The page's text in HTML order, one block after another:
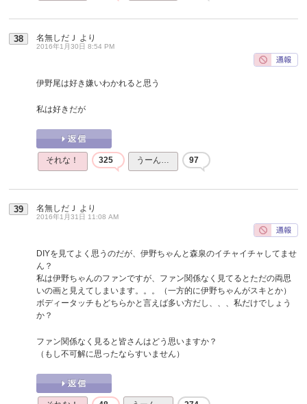
38 名無しだＪ より
2016年1月30日 8:54 PM
伊野尾は好き嫌いわかれると思う
私は好きだが
それな！ 325 うーん… 97
39 名無しだＪ より
2016年1月31日 11:08 AM
DIYを見てよく思うのだが、伊野ちゃんと森泉のイチャイチャしてませ
ん？
私は伊野ちゃんのファンですが、ファン関係なく見てるとただの両思
いの画と見えてしまいます。。。（一方的に伊野ちゃんがスキとか）
ボディータッチもどちらかと言えば多い方だし、、、私だけでしょう
か？
ファン関係なく見ると皆さんはどう思いますか？
（もし不可解に思ったならすいません）